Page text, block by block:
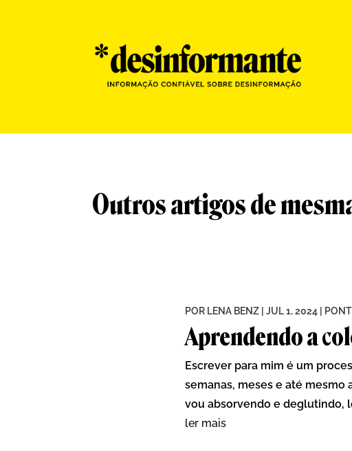
Outros artigos de
Aprendendo a
POR LENA BENZ| JUL 1, 2024|
Escrever para mim é um
semanas, meses e até
vou absorvendo e deglutindo,
ler mais